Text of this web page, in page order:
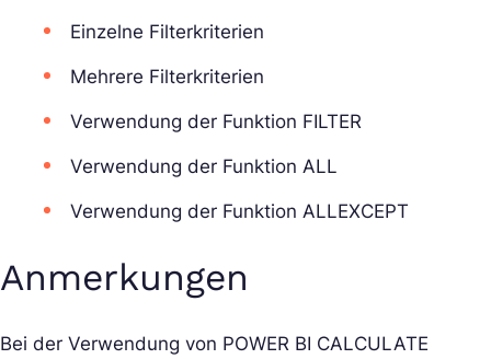
Einzelne Filterkriterien
Mehrere Filterkriterien
Verwendung der Funktion FILTER
Verwendung der Funktion ALL
Verwendung der Funktion ALLEXCEPT
Anmerkungen
Bei der Verwendung von POWER BI CALCULATE